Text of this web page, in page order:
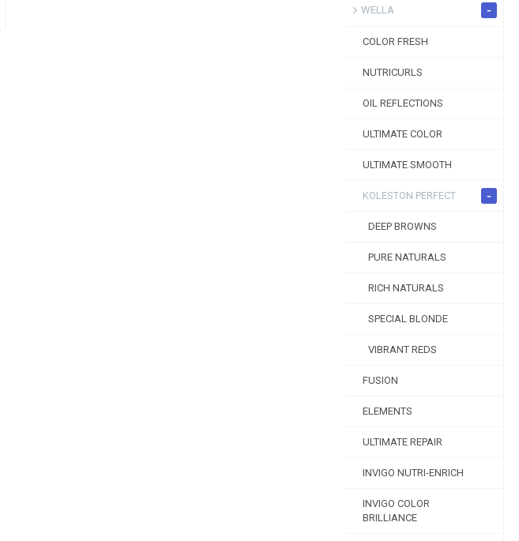
WELLA -
COLOR FRESH
NUTRICURLS
OIL REFLECTIONS
ULTIMATE COLOR
ULTIMATE SMOOTH
KOLESTON PERFECT -
DEEP BROWNS
PURE NATURALS
RICH NATURALS
SPECIAL BLONDE
VIBRANT REDS
FUSION
ELEMENTS
ULTIMATE REPAIR
INVIGO NUTRI-ENRICH
INVIGO COLOR
BRILLIANCE